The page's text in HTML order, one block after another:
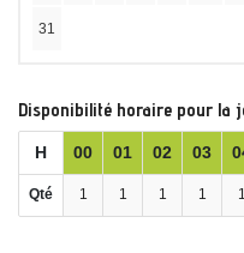
31
Disponibilité horaire pour la
H 00 01 02 03
Qté 1 1 1 1 1